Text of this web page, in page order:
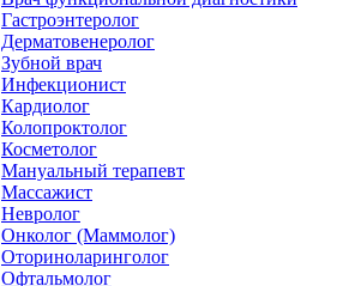
Гастроэнтеролог
Дерматовенеролог
Зубной врач
Инфекционист
Кардиолог
Колопроктолог
Косметолог
Мануальный терапевт
Массажист
Невролог
Онколог (Маммолог)
Оториноларинголог
Офтальмолог